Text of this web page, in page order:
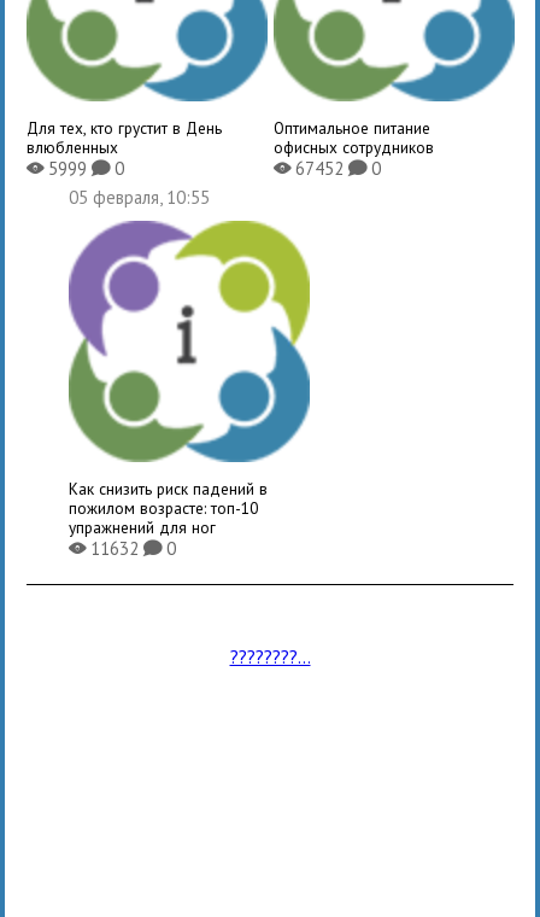
Для тех, кто грустит в День
влюбленных
X5999K0
Оптимальное питание
офисных сотрудников
X67452 K0
05 февраля, 10:55
Как снизить риск падений в
пожилом возрасте: топ-10
упражнений для ног
X11632K0
????????...